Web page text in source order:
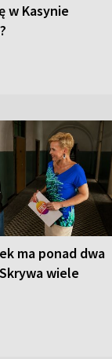
w Kasynie
ma ponad dwa
wiele